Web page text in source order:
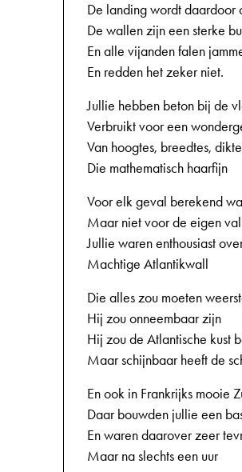
De landing wordt daardoor
De wallen zijn een sterke
En alle vijanden falen
En redden het zeker niet.
Jullie hebben beton bij de
Verbruikt voor een
Van hoogtes, breedtes,
Die mathematisch haarfijn
Voor elk geval berekend
Maar niet voor de eigen val
Jullie waren enthousiast
Machtige Atlantikwall
Die alles zou moeten
Hij zou onneembaar zijn
Hij zou de Atlantische kust
Maar schijnbaar heeft de
En ook in Frankrijks mooie
Daar bouwden jullie een
En waren daarover zeer
Maar na slechts een uur